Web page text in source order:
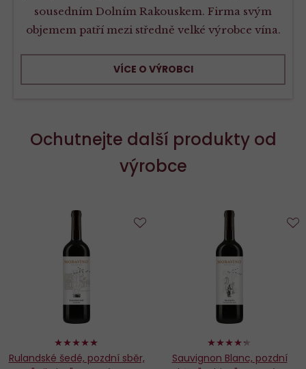
sousedním Dolním Rakouskem. Firma svým
objemem patří mezi středně velké výrobce vína.
VÍCE O VÝROBCI
Ochutnejte další produkty od
výrobce
98%
Rulandské šedé, pozdní sběr,
86%
Sauvignon Blanc, pozdní